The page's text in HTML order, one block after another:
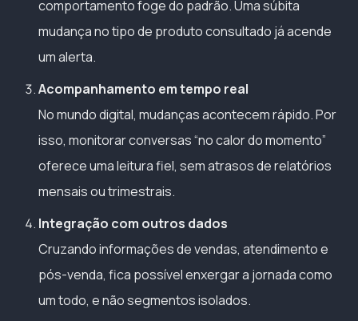
comportamento foge do padrão. Uma súbita
mudança no tipo de produto consultado já acende
um alerta.
Acompanhamento em tempo real
No mundo digital, mudanças acontecem rápido. Por
isso, monitorar conversas “no calor do momento”
oferece uma leitura fiel, sem atrasos de relatórios
mensais ou trimestrais.
Integração com outros dados
Cruzando informações de vendas, atendimento e
pós-venda, fica possível enxergar a jornada como
um todo, e não segmentos isolados.